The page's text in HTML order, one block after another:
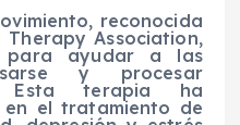
reconocida
Association,
para ayudar a las
y procesar
Esta terapia ha
el tratamiento de